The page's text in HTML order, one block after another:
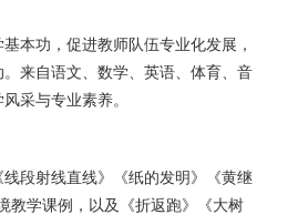
本功，促进教师队伍专业化发展，
来自语文、数学、英语、体育、音
采与专业素养。
段射线直线》《纸的发明》《黄继
教学课例，以及《折返跑》《大树